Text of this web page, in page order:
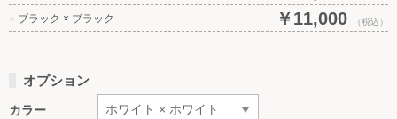
ブラック × ブラック ￥11,000 （税込）
オプション
カラー